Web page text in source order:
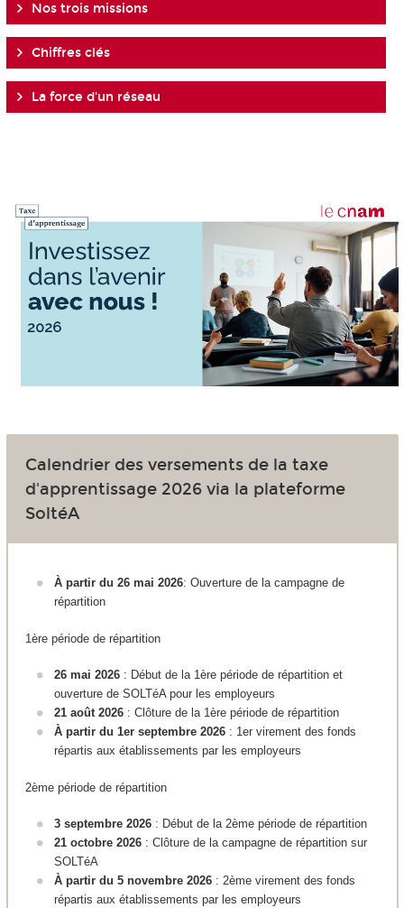
Nos trois missions
Chiffres clés
La force d'un réseau
Calendrier des versements de la taxe
d'apprentissage 2026 via la plateforme
SoltéA
À partir du 26 mai 2026: Ouverture de la campagne de
répartition
1ère période de répartition
26 mai 2026 : Début de la 1ère période de répartition et
ouverture de SOLTéA pour les employeurs
21 août 2026 : Clôture de la 1ère période de répartition
À partir du 1er septembre 2026 : 1er virement des fonds
répartis aux établissements par les employeurs
2ème période de répartition
3 septembre 2026 : Début de la 2ème période de répartition
21 octobre 2026 : Clôture de la campagne de répartition sur
SOLTéA
À partir du 5 novembre 2026 : 2ème virement des fonds
répartis aux établissements par les employeurs